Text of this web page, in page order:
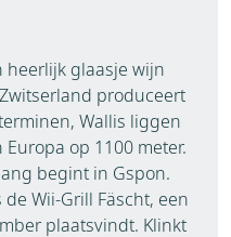
heerlijk glaasje wijn
produceert
Wallis liggen
op 1100 meter.
begint in Gspon.
Wii-Grill Fäscht, een
plaatsvindt. Klinkt